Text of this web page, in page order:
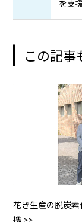
を支
この記事
花き生産の脱炭
携 >>